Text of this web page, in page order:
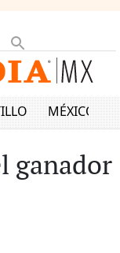
MÉXICO
ganador